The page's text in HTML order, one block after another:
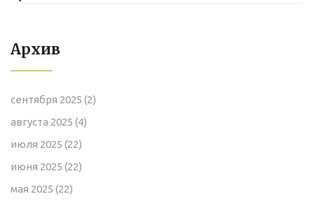
Архив
сентября 2025 (2)
августа 2025 (4)
июля 2025 (22)
июня 2025 (22)
мая 2025 (22)